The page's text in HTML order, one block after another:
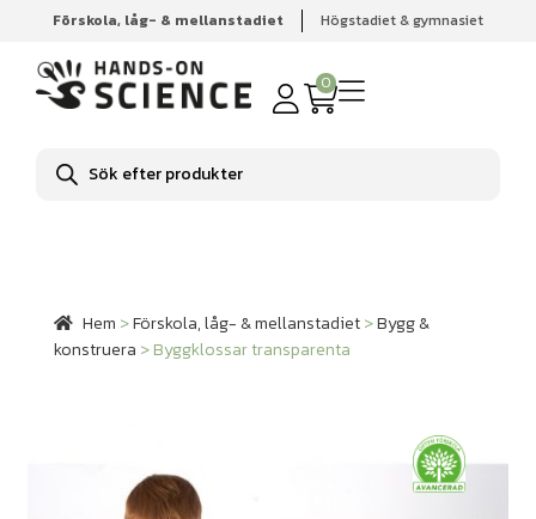
Förskola, låg- & mellanstadiet Högstadiet & gymnasiet
0
Produktsökning
Hem Förskola, låg- & mellanstadiet
Bygg & konstruera
Byggklossar transparenta
Hem >Förskola, låg- & mellanstadiet>Bygg &
konstruera >Byggklossar transparenta